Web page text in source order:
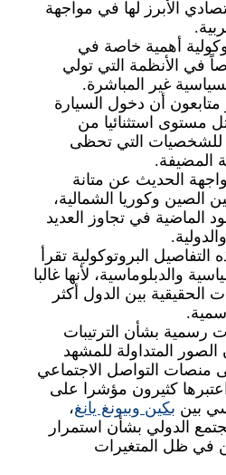
الأبرز لها في مواجهة
.
أهمية خاصة في
في الأنظمة التي تولي
غير المباشرة.
أن دخول السيارة
مستوى استثنائيا من
للشخصيات التي تحظى
المضيفة.
الحديث عن متانة
الصين وكوريا الشمالية،
الماضية في تجاوز العديد
.
البروتوكولية تقرأ
والدبلوماسية، لأنها غالبا
الحقيقية بين الدول أكثر
.
رسمية بشأن الترتيبات
الصور المتداولة للمشهد
التواصل الاجتماعي
كثيرون مؤشرا على
بين بكين وبيونغ يانغ،
الدولي بشأن استمرار
في ظل المتغيرات